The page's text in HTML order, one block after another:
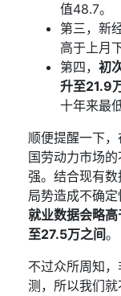
值48.7。
第三， 新
高于上月
第四， 初
升至21.9
十年来最
顺便提醒一下
国劳动力市场
强。结合现有
局势造成不确定
就业数据会略
至27.5万之间。
不过众所周知
测，所以我们就